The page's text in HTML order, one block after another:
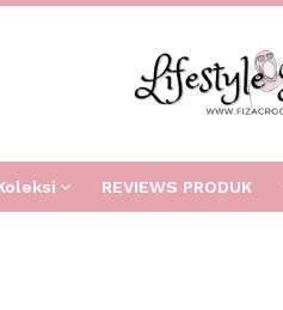
REVIEWS PRODUK